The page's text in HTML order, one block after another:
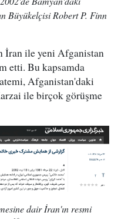
Büyükelçisi Robert P. Finn
İran ile yeni Afganistan
etti. Bu kapsamda
Afganistan'daki
ile birçok görüşme
dair İran'ın resmi